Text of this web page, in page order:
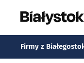
Firmy z